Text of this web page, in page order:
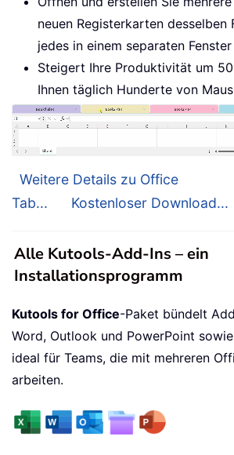
neuen Registerkarten desselben
jedes in einem separaten
Steigert Ihre Produktivität um
Ihnen täglich Hunderte von
Weitere Details zu Office
Tab...
Kostenloser Download...
Alle Kutools-Add-Ins – ein
Installationsprogramm
Kutools for Office-Paket bündelt
Word, Outlook und PowerPoint
ideal für Teams, die mit mehreren
arbeiten.